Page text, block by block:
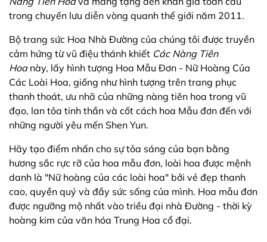
trong chuyến lưu diễn vòng quanh thế giới năm 2011.
Bộ trang sức Hoa Nhà Đường của chúng tôi được truyền
cảm hứng từ vũ điệu thánh khiết Các Nàng Tiên
Hoa này, lấy hình tượng Hoa Mẫu Đơn - Nữ Hoàng Của
Các Loài Hoa, giống như hình tượng trên trang phục
thanh thoát, ưu nhã của những nàng tiên hoa trong vũ
đạo, lan tỏa tinh thần và cốt cách hoa Mẫu đơn đến với
những người yêu mến Shen Yun.
Hãy tạo điểm nhấn cho sự tỏa sáng của bạn bằng
hương sắc rực rỡ của hoa mẫu đơn, loài hoa được mệnh
danh là "Nữ hoàng của các loài hoa" bởi vẻ đẹp thanh
cao, quyền quý và đầy sức sống của mình. Hoa mẫu đơn
được ngưỡng mộ nhất vào triều đại nhà Đường - thời kỳ
hoàng kim của văn hóa Trung Hoa cổ đại.